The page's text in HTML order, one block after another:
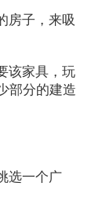
房子，来吸
该家具，玩
部分的建造
选一个广